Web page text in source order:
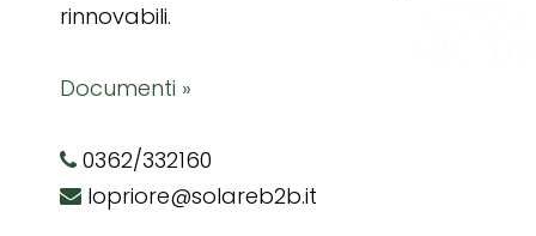
rinnovabili.
Documenti »
0362/332160
lopriore@solareb2b.it